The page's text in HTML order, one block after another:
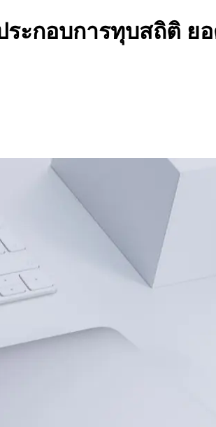
ระกอบการทุบสถิติ